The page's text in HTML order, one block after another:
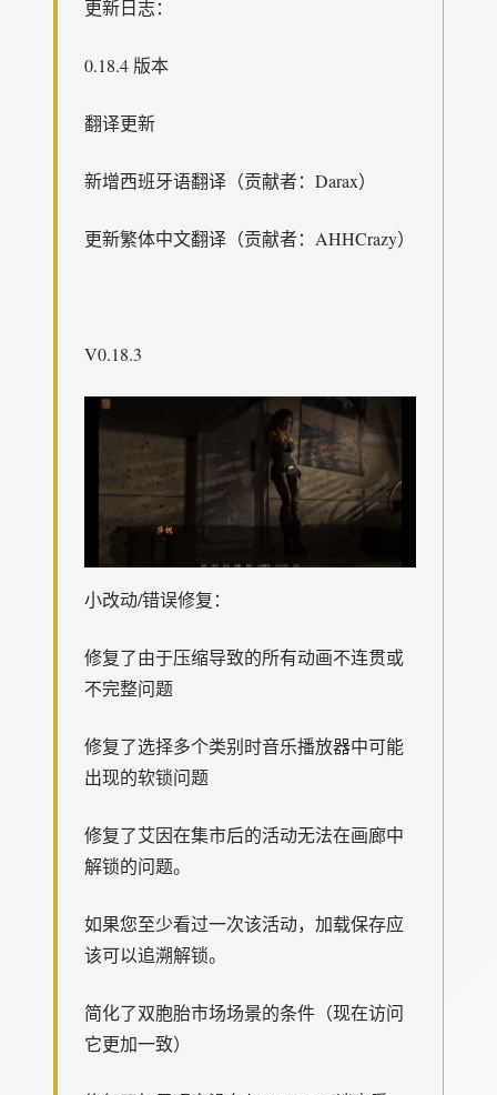
更新日志：
0.18.4 版本
翻译更新
新增西班牙语翻译（贡献者：Darax）
更新繁体中文翻译（贡献者：AHHCrazy）
V0.18.3
小改动/错误修复：
修复了由于压缩导致的所有动画不连贯或
不完整问题
修复了选择多个类别时音乐播放器中可能
出现的软锁问题
修复了艾因在集市后的活动无法在画廊中
解锁的问题。
如果您至少看过一次该活动，加载保存应
该可以追溯解锁。
简化了双胞胎市场场景的条件（现在访问
它更加一致）